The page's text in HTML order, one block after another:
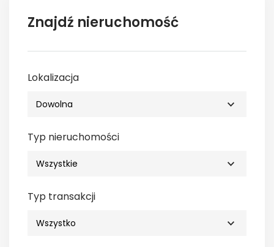
Znajdź nieruchomość
Lokalizacja
Typ nieruchomości
Typ transakcji